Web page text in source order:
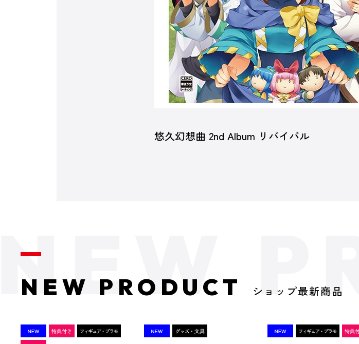
悠久幻想曲 2nd Album リバイバル
NEW PRODUCT ショップ最新商品